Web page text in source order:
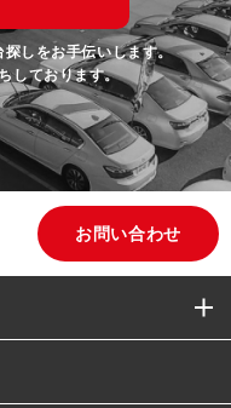
しをお手伝いします。
しております。
お問い合わせ